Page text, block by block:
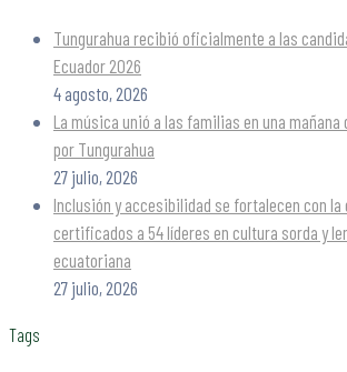
Tungurahua recibió oficialmente a las
Ecuador 2026
4 agosto, 2026
La música unió a las familias en una mañana
por Tungurahua
27 julio, 2026
Inclusión y accesibilidad se fortalecen con la
certificados a 54 líderes en cultura sorda y
ecuatoriana
27 julio, 2026
Tags